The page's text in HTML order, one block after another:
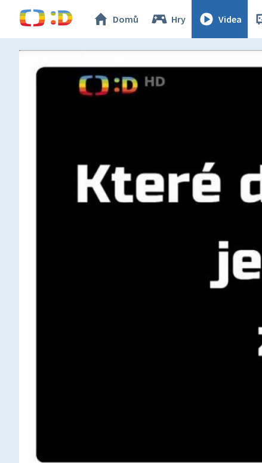
Domů Hry Videa